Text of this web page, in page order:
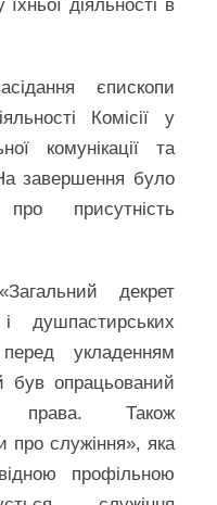
діяльності в
єпископи
Комісії у
комунікації та
завершення було
присутність
декрет
душпастирських
укладенням
був опрацьований
права. Також
про служіння», яка
профільною